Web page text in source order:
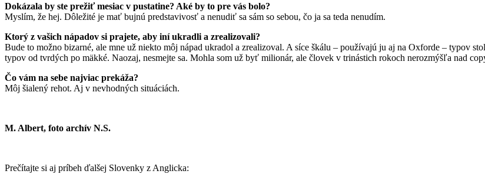
Dokázala by ste prežiť mesiac v pustatine? Aké by to pre vás bolo?
Myslím, že hej. Dôležité je mať bujnú predstavivosť a nenudiť sa sám so sebou, čo ja sa teda nenudím.
Ktorý z vašich nápadov si prajete, aby iní ukradli a zrealizovali?
Bude to možno bizarné, ale mne už niekto môj nápad ukradol a zrealizoval. A síce škálu – používajú ju aj na Oxforde – typov
typov od tvrdých po mäkké. Naozaj, nesmejte sa. Mohla som už byť milionár, ale človek v trinástich rokoch nerozmýšľa nad
Čo vám na sebe najviac prekáža?
Môj šialený rehot. Aj v nevhodných situáciách.
M. Albert, foto archív N.S.
Prečítajte si aj príbeh ďalšej Slovenky z Anglicka: